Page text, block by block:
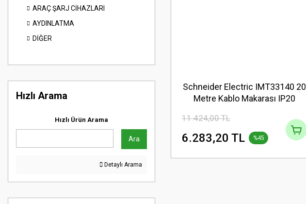
ARAÇ ŞARJ CİHAZLARI
AYDINLATMA
DİĞER
Hızlı Arama
Hızlı Ürün Arama
Ara
Detaylı Arama
Schneider Electric IMT33140 20
Metre Kablo Makarası IP20
11.424,00 TL
6.283,20 TL %45